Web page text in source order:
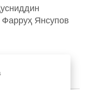
Янсупов